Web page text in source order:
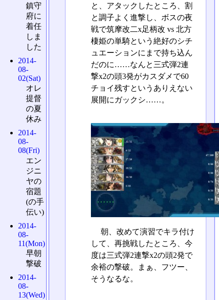
と、アタックしたところ、割
と調子よく進撃し、ボスの夜
戦で筑摩改二x足柄改 vs 北方
棲姫の単騎という絶好のシチ
ュエーションにまで持ち込ん
だのに……なんと三式弾2連
撃x2の頭3発がカスダメで60
チョイ残すというありえない
展開にガックシ……。
朝、改めて演習でキラ付け
して、再挑戦したところ、今
度は三式弾2連撃x2の頭2発で
余裕の撃破。まぁ、フツー、
そうなるな。
鎮守
府に
着任
しま
した
2014-
08-
02(Sat)
オレ
提督
の夏
休み
2014-
08-
08(Fri)
エン
ジニ
ヤの
宿題
(の手
伝い)
2014-
08-
11(Mon)
早朝
撃破
2014-
08-
13(Wed)